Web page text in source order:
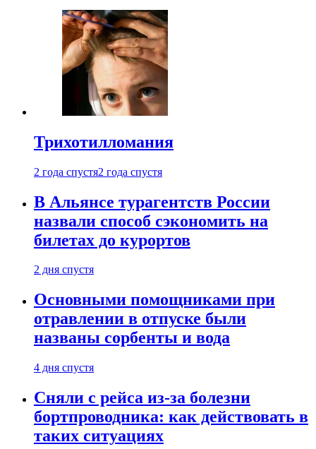
Трихотилломания
2 года спустя2 года спустя
В Альянсе турагентств России
назвали способ сэкономить на
билетах до курортов
2 дня спустя
Основными помощниками при
отравлении в отпуске были
названы сорбенты и вода
4 дня спустя
Сняли с рейса из-за болезни
бортпроводника: как действовать в
таких ситуациях